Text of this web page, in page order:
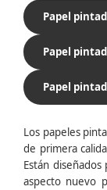
Papel
Papel
Papel
Los papeles
de primera
Están
aspecto nuevo